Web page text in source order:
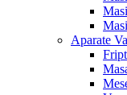
Aparate